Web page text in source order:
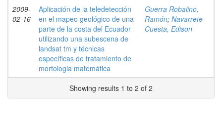
2009-
02-16
Aplicación de la teledetección
en el mapeo geológico de una
parte de la costa del Ecuador
utilizando una subescena de
landsat tm y técnicas
específicas de tratamiento de
morfologia matemática
Guerra Robalino,
Ramón; Navarrete
Cuesta, Edison
Showing results 1 to 2 of 2